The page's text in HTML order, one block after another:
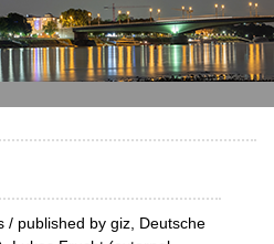
/ published by giz, Deutsche